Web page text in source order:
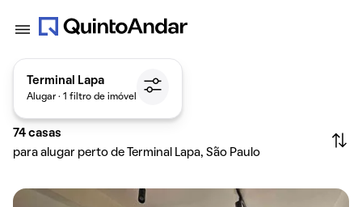
Terminal Lapa
Alugar · 1 filtro de imóvel
74 casas
para alugar perto de Terminal Lapa, São Paulo